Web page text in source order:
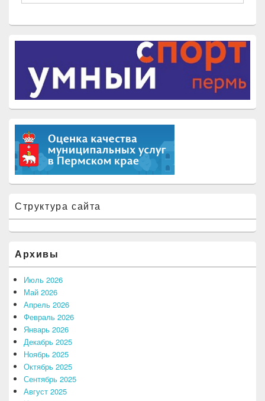
Структура сайта
Архивы
Июль 2026
Май 2026
Апрель 2026
Февраль 2026
Январь 2026
Декабрь 2025
Ноябрь 2025
Октябрь 2025
Сентябрь 2025
Август 2025